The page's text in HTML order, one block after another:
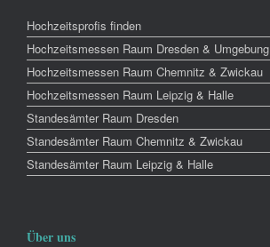
Hochzeitsprofis finden
Hochzeitsmessen Raum Dresden & Umgebung
Hochzeitsmessen Raum Chemnitz & Zwickau
Hochzeitsmessen Raum Leipzig & Halle
Standesämter Raum Dresden
Standesämter Raum Chemnitz & Zwickau
Standesämter Raum Leipzig & Halle
Über uns